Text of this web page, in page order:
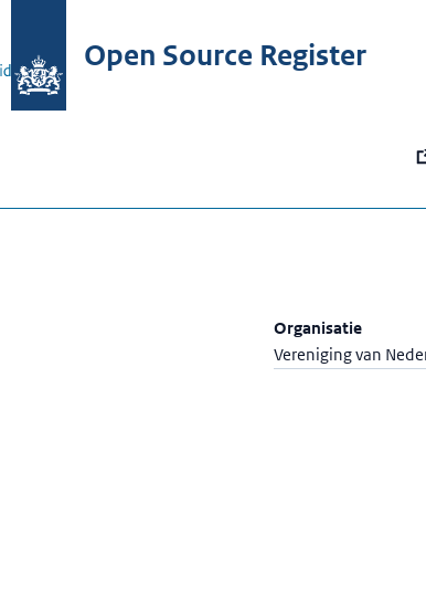
Open Source Register:
Organisatie
Vereniging van